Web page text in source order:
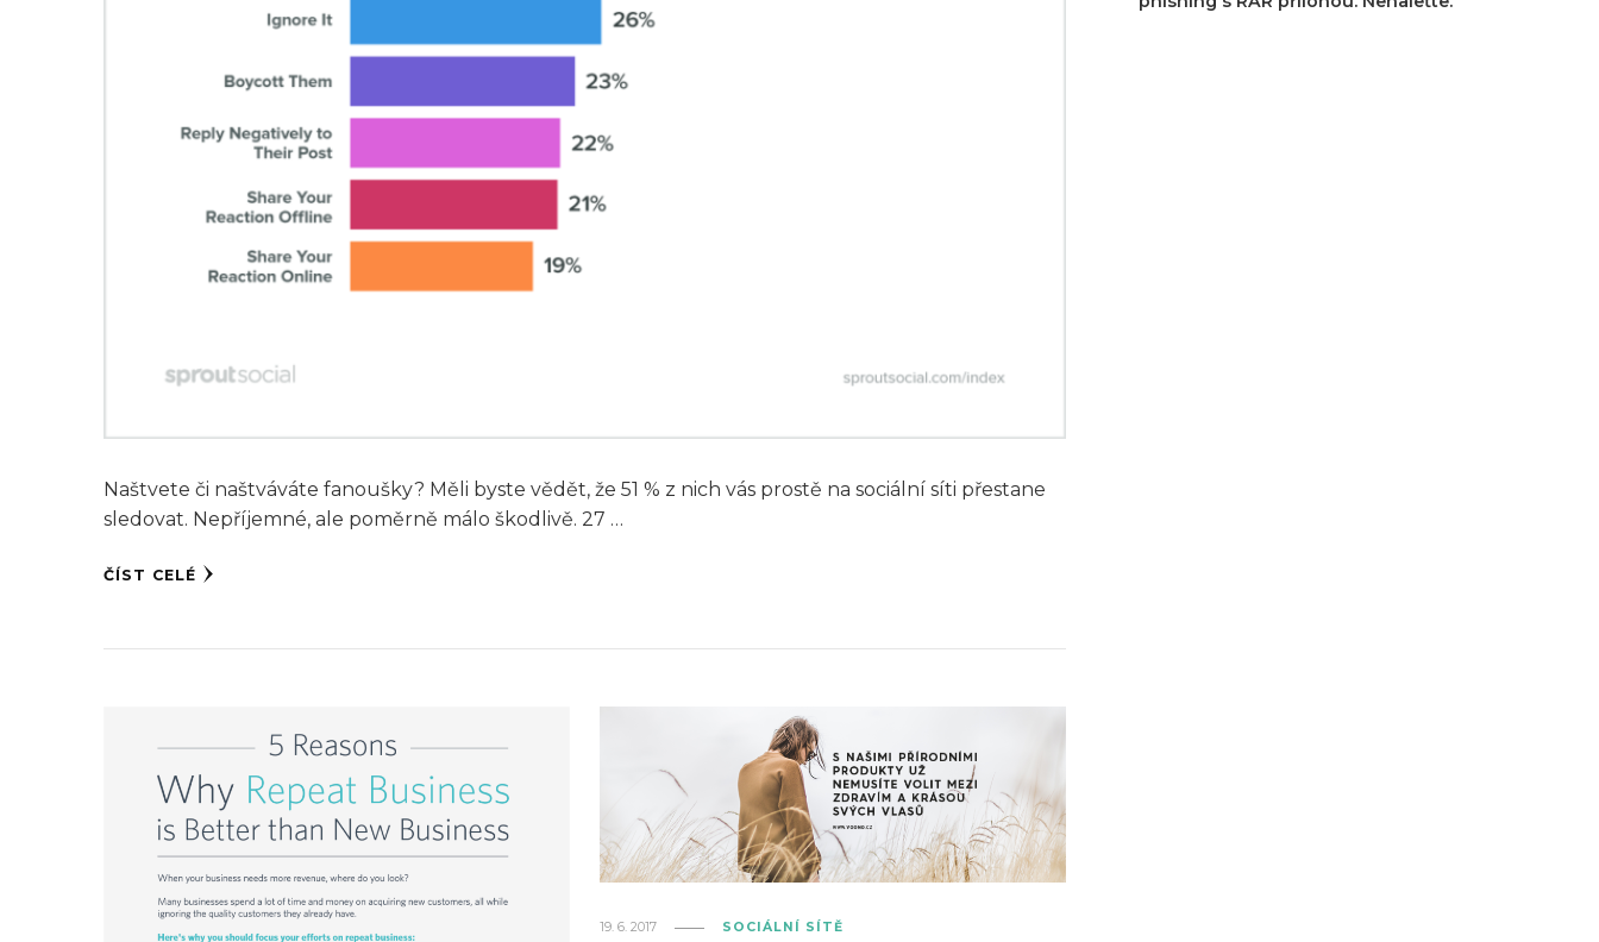
Naštvete či naštváváte fanoušky? Měli byste vědět, že 51 % z nich vás prostě na sociální síti přestane
sledovat. Nepříjemné, ale poměrně málo škodlivě. 27 …
ČÍST CELÉ
19. 6. 2017 SOCIÁLNÍ SÍTĚ